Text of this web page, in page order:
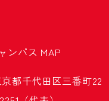
ンパス MAP
都千代田区三番町22